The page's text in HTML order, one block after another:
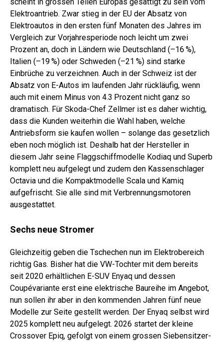
scheint in grossen Teilen Europas gesättigt zu sein vom
Elektroantrieb. Zwar stieg in der EU der Absatz von
Elektroautos in den ersten fünf Monaten des Jahres im
Vergleich zur Vorjahresperiode noch leicht um zwei
Prozent an, doch in Ländern wie Deutschland (–16 %),
Italien (–19 %) oder Schweden (–21 %) sind starke
Einbrüche zu verzeichnen. Auch in der Schweiz ist der
Absatz von E-Autos im laufenden Jahr rückläufig, wenn
auch mit einem Minus von 4.3 Prozent nicht ganz so
dramatisch. Für Skoda-Chef Zellmer ist es daher wichtig,
dass die Kunden weiterhin die Wahl haben, welche
Antriebsform sie kaufen wollen – solange das gesetzlich
eben noch möglich ist. Deshalb hat der Hersteller in
diesem Jahr seine Flaggschiffmodelle Kodiaq und Superb
komplett neu aufgelegt und zudem den Kassenschlager
Octavia und die Kompaktmodelle Scala und Kamiq
aufgefrischt. Sie alle sind mit Verbrennungsmotoren
ausgestattet.
Sechs neue Stromer
Gleichzeitig geben die Tschechen nun im Elektrobereich
richtig Gas. Bisher hat die VW-Tochter mit dem bereits
seit 2020 erhältlichen E-SUV Enyaq und dessen
Coupévariante erst eine elektrische Baureihe im Angebot,
nun sollen ihr aber in den kommenden Jahren fünf neue
Modelle zur Seite gestellt werden. Der Enyaq selbst wird
2025 komplett neu aufgelegt. 2026 startet der kleine
Crossover Epiq, gefolgt von einem grossen Siebensitzer-